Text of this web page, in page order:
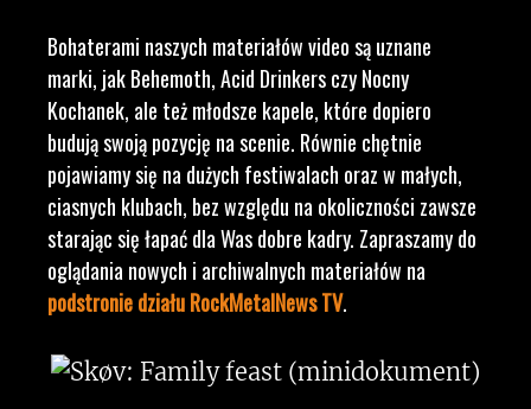
Bohaterami naszych materiałów video są uznane
marki, jak Behemoth, Acid Drinkers czy Nocny
Kochanek, ale też młodsze kapele, które dopiero
budują swoją pozycję na scenie. Równie chętnie
pojawiamy się na dużych festiwalach oraz w małych,
ciasnych klubach, bez względu na okoliczności zawsze
starając się łapać dla Was dobre kadry. Zapraszamy do
oglądania nowych i archiwalnych materiałów na
podstronie działu RockMetalNews TV.